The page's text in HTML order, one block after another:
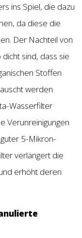
ins Spiel, die dazu
da diese die
Der Nachteil von
sind, dass sie
Stoffen
werden
Wasserfilter
Verunreinigungen
5-Mikron-
verlängert die
erhöht deren